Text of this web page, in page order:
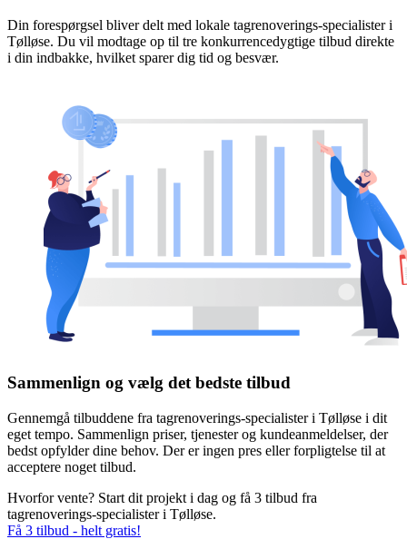
Din forespørgsel bliver delt med lokale tagrenoverings-specialister i
Tølløse. Du vil modtage op til tre konkurrencedygtige tilbud direkte
i din indbakke, hvilket sparer dig tid og besvær.
Sammenlign og vælg det bedste tilbud
Gennemgå tilbuddene fra tagrenoverings-specialister i Tølløse i dit
eget tempo. Sammenlign priser, tjenester og kundeanmeldelser, der
bedst opfylder dine behov. Der er ingen pres eller forpligtelse til at
acceptere noget tilbud.
Hvorfor vente? Start dit projekt i dag og få 3 tilbud fra
tagrenoverings-specialister i Tølløse.
Få 3 tilbud - helt gratis!